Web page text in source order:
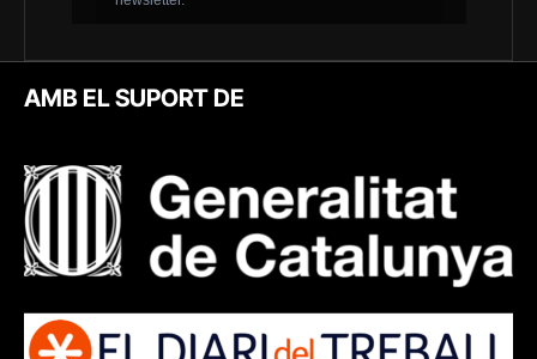
AMB EL SUPORT DE